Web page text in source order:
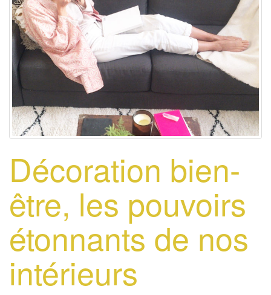
Décoration bien-
être, les pouvoirs
étonnants de nos
intérieurs